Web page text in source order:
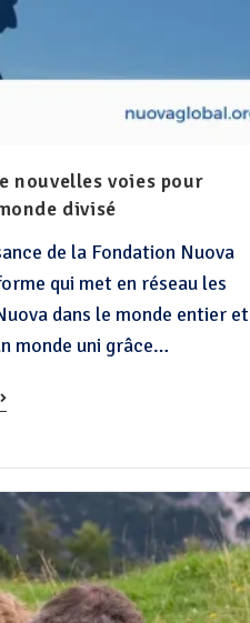
nouvelles voies pour
divisé
de la Fondation Nuova
qui met en réseau les
dans le monde entier et
monde uni grâce…